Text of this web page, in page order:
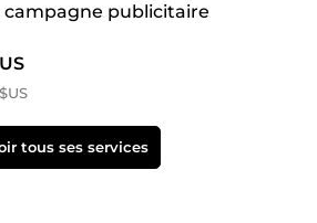
campagne publicitaire
tous ses services